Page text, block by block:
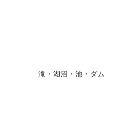
滝・湖沼・池・ダム